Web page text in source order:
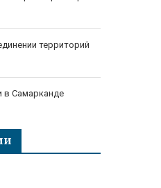
территорий
в Самарканде